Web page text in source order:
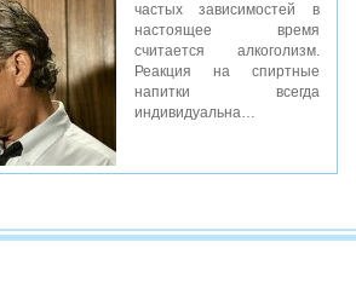
частых зависимостей в
настоящее время
считается алкоголизм.
Реакция на спиртные
напитки всегда
индивидуальна…